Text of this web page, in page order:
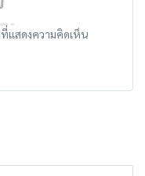
แสดงความคิดเห็น